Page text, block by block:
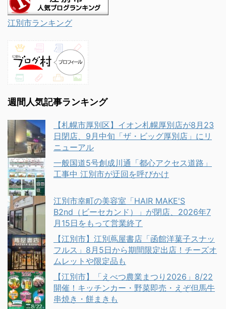
江別市ランキング
週間人気記事ランキング
【札幌市厚別区】イオン札幌厚別店が8月23
日閉店、9月中旬「ザ・ビッグ厚別店」にリ
ニューアル
一般国道5号創成川通「都心アクセス道路」
工事中 江別市が迂回を呼びかけ
江別市幸町の美容室「HAIR MAKE'S
B2nd（ビーセカンド）」が閉店、2026年7
月15日をもって営業終了
【江別市】江別蔦屋書店「函館洋菓子スナッ
フルス」8月5日から期間限定出店！チーズオ
ムレットや限定品も
【江別市】「えべつ農業まつり2026」8/22
開催！キッチンカー・野菜即売・えぞ但馬牛
串焼き・餅まきも